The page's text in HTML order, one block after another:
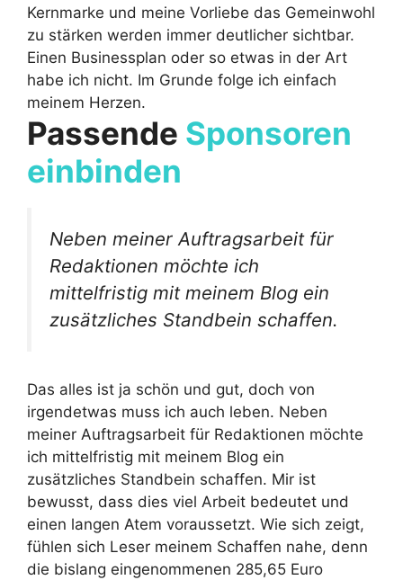
Kernmarke und meine Vorliebe das Gemeinwohl
zu stärken werden immer deutlicher sichtbar.
Einen Businessplan oder so etwas in der Art
habe ich nicht. Im Grunde folge ich einfach
meinem Herzen.
Passende Sponsoren
einbinden
Neben meiner Auftragsarbeit für
Redaktionen möchte ich
mittelfristig mit meinem Blog ein
zusätzliches Standbein schaffen.
Das alles ist ja schön und gut, doch von
irgendetwas muss ich auch leben. Neben
meiner Auftragsarbeit für Redaktionen möchte
ich mittelfristig mit meinem Blog ein
zusätzliches Standbein schaffen. Mir ist
bewusst, dass dies viel Arbeit bedeutet und
einen langen Atem voraussetzt. Wie sich zeigt,
fühlen sich Leser meinem Schaffen nahe, denn
die bislang eingenommenen 285,65 Euro